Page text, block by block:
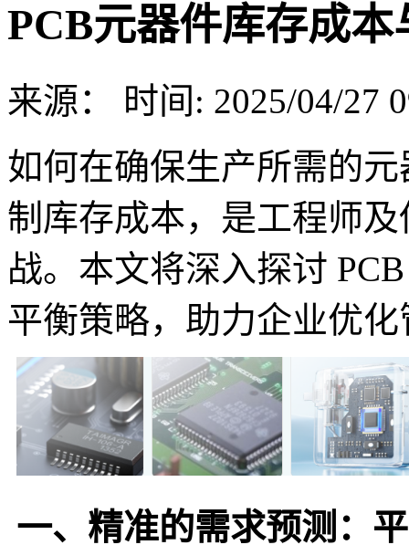
PCB元器件库存成
来源：
时间: 2025/04/27
如何在确保生产所需的
制库存成本，是工程师
战。本文将深入探讨
平衡策略，助力企业优
一、精准的需求预测：